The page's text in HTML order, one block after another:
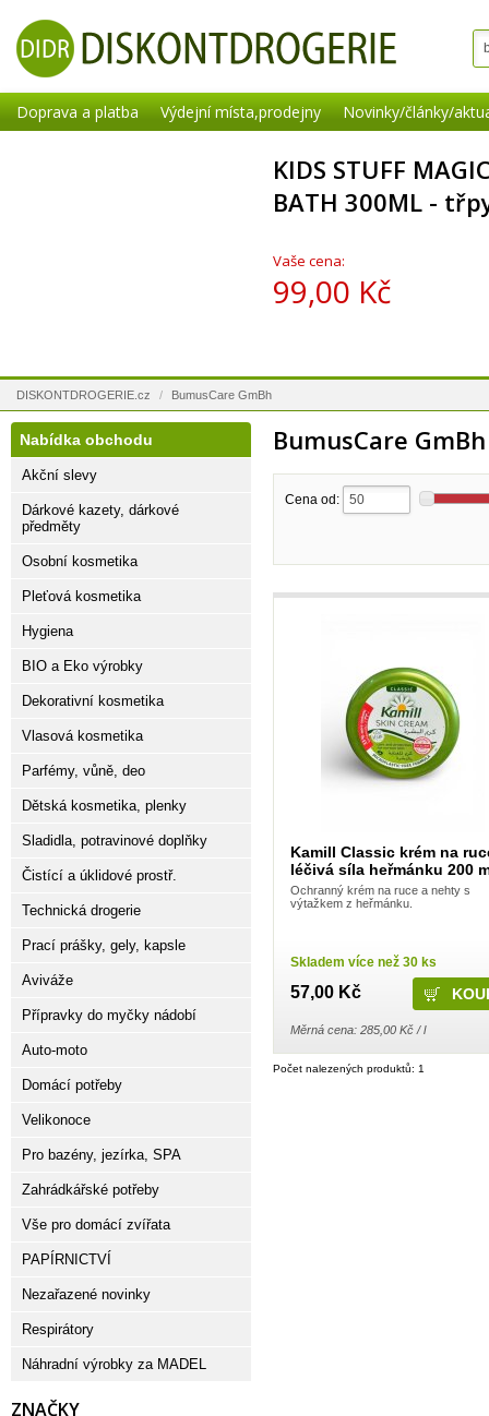
Doprava a platba Výdejní místa,prodejny Novinky/články/
KIDS STUFF
BATH 300ML -
Vaše cena:
99,00 Kč
DISKONTDROGERIE.cz / BumusCare GmBh
BumusCare GmBh
Cena od:
Kamill Classic krém na
léčivá síla heřmánku 200
Ochranný krém na ruce a nehty s
výtažkem z heřmánku.
Skladem více než 30 ks
57,00 Kč
Měrná cena: 285,00 Kč / l
Počet nalezených produktů: 1
Nabídka obchodu
Akční slevy
Dárkové kazety, dárkové
předměty
Osobní kosmetika
Pleťová kosmetika
Hygiena
BIO a Eko výrobky
Dekorativní kosmetika
Vlasová kosmetika
Parfémy, vůně, deo
Dětská kosmetika, plenky
Sladidla, potravinové doplňky
Čistící a úklidové prostř.
Technická drogerie
Prací prášky, gely, kapsle
Aviváže
Přípravky do myčky nádobí
Auto-moto
Domácí potřeby
Velikonoce
Pro bazény, jezírka, SPA
Zahrádkářské potřeby
Vše pro domácí zvířata
PAPÍRNICTVÍ
Nezařazené novinky
Respirátory
Náhradní výrobky za MADEL
ZNAČKY